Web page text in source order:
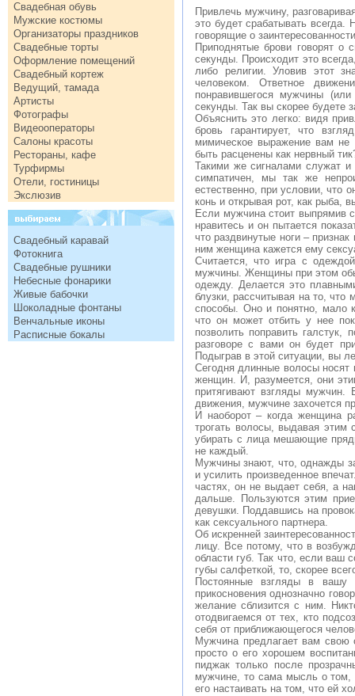
Свадебная обувь
Мужские костюмы
Организаторы праздников
Свадебные торты
Оформление помещений
Свадебный кортеж
Ведущий, тамада
Артисты
Фотографы
Видеооператоры
Салоны красоты
Рестораны, кафе
Турфирмы
Отели, гостиницы
Экслюзив
Свадебный каравай
Фотокнига
Свадебные рушники
Небесные фонарики
Живые бабочки
Шоколадные фонтаны
Венчальные иконы
Расписные бокалы
Привлечь мужчину,
это будет срабатывать
говорящие о
Приподнятые брови говорят о
секунды. Происходит это
либо религии. Уловив этот
человеком. Ответное
понравившегося мужчины
секунды. Так вы скорее будете
Объяснить это легко: видя
бровь гарантирует, что
мимическое выражение вам не
быть расценены как нервный
Такими же сигналами служат и
симпатичен, мы так же
естественно, при условии, что
конь и открывая рот, как рыба,
Если мужчина стоит выпрямив
нравитесь и он пытается
что раздвинутые ноги –
ним женщина кажется ему
Считается, что игра с
мужчины. Женщины при этом
одежду. Делается это
блузки, рассчитывая на то,
способы. Оно и понятно, мало
что он может отбить у нее
позволить поправить
разговоре с вами он будет
Подыграв в этой ситуации, вы
Сегодня длинные волосы
женщин. И, разумеется, они
притягивают взгляды
движения, мужчине захочется
И наоборот – когда женщина
трогать волосы, выдавая этим
убирать с лица мешающие
не каждый.
Мужчины знают, что, однажды
и усилить произведенное
частях, он не выдает себя, а
дальше. Пользуются этим
девушки. Поддавшись на
как сексуального партнера.
Об искренней
лицу. Все потому, что в
области губ. Так что, если ваш
губы салфеткой, то, скорее
Постоянные взгляды в вашу
прикосновения однозначно
желание сблизится с ним.
отодвигаемся от тех, кто
себя от приближающегося
Мужчина предлагает вам свою
просто о его хорошем
пиджак только после
мужчине, то сама мысль о том,
его настаивать на том, что ей